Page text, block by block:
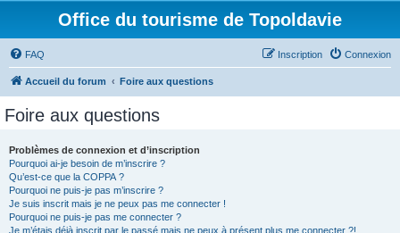
Office du tourisme de Topoldavie
FAQ Connexion
Inscription
Accueil du forum Foire aux questions
Foire aux questions
Problèmes de connexion et d’inscription
Pourquoi ai-je besoin de m’inscrire ?
Qu’est-ce que la COPPA ?
Pourquoi ne puis-je pas m’inscrire ?
Je suis inscrit mais je ne peux pas me connecter !
Pourquoi ne puis-je pas me connecter ?
Je m’étais déjà inscrit par le passé mais ne peux à présent plus me connecter ?!